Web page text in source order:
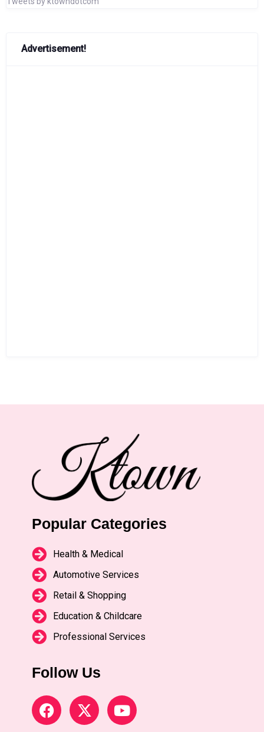
Advertisement!
Popular Categories
Health & Medical
Automotive Services
Retail & Shopping
Education & Childcare
Professional Services
Follow Us